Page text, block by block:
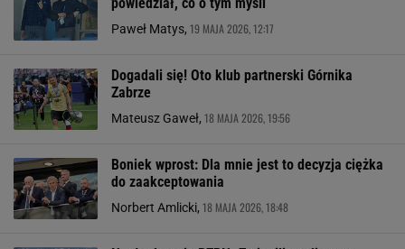
Paweł Matys, 19 MAJA 2026, 12:17
Dogadali się! Oto klub partnerski Górnika
Zabrze
Mateusz Gaweł, 18 MAJA 2026, 19:56
Boniek wprost: Dla mnie jest to decyzja ciężka
do zaakceptowania
Norbert Amlicki, 18 MAJA 2026, 18:48